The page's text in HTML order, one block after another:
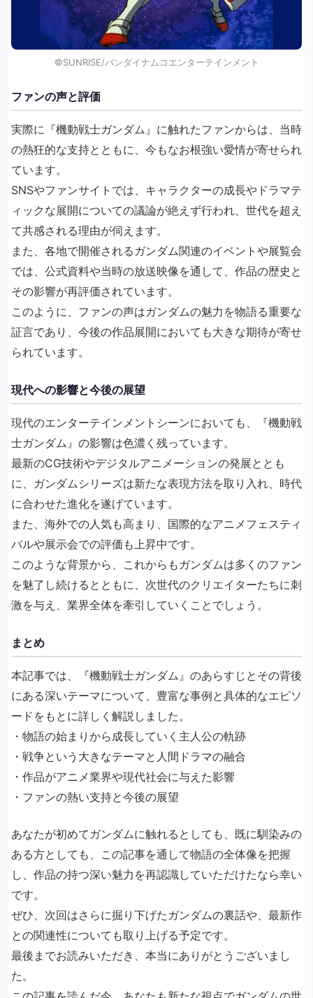
©SUNRISE/バンダイナムコエンターテインメント
ファンの声と評価
実際に『機動戦士ガンダム』に触れたファンからは、当時
の熱狂的な支持とともに、今もなお根強い愛情が寄せられ
ています。
SNSやファンサイトでは、キャラクターの成長やドラマテ
ィックな展開についての議論が絶えず行われ、世代を超え
て共感される理由が伺えます。
また、各地で開催されるガンダム関連のイベントや展覧会
では、公式資料や当時の放送映像を通して、作品の歴史と
その影響が再評価されています。
このように、ファンの声はガンダムの魅力を物語る重要な
証言であり、今後の作品展開においても大きな期待が寄せ
られています。
現代への影響と今後の展望
現代のエンターテインメントシーンにおいても、『機動戦
士ガンダム』の影響は色濃く残っています。
最新のCG技術やデジタルアニメーションの発展ととも
に、ガンダムシリーズは新たな表現方法を取り入れ、時代
に合わせた進化を遂げています。
また、海外での人気も高まり、国際的なアニメフェスティ
バルや展示会での評価も上昇中です。
このような背景から、これからもガンダムは多くのファン
を魅了し続けるとともに、次世代のクリエイターたちに刺
激を与え、業界全体を牽引していくことでしょう。
まとめ
本記事では、『機動戦士ガンダム』のあらすじとその背後
にある深いテーマについて、豊富な事例と具体的なエピソ
ードをもとに詳しく解説しました。
・物語の始まりから成長していく主人公の軌跡
・戦争という大きなテーマと人間ドラマの融合
・作品がアニメ業界や現代社会に与えた影響
・ファンの熱い支持と今後の展望
あなたが初めてガンダムに触れるとしても、既に馴染みの
ある方としても、この記事を通して物語の全体像を把握
し、作品の持つ深い魅力を再認識していただけたなら幸い
です。
ぜひ、次回はさらに掘り下げたガンダムの裏話や、最新作
との関連性についても取り上げる予定です。
最後までお読みいただき、本当にありがとうございまし
た。